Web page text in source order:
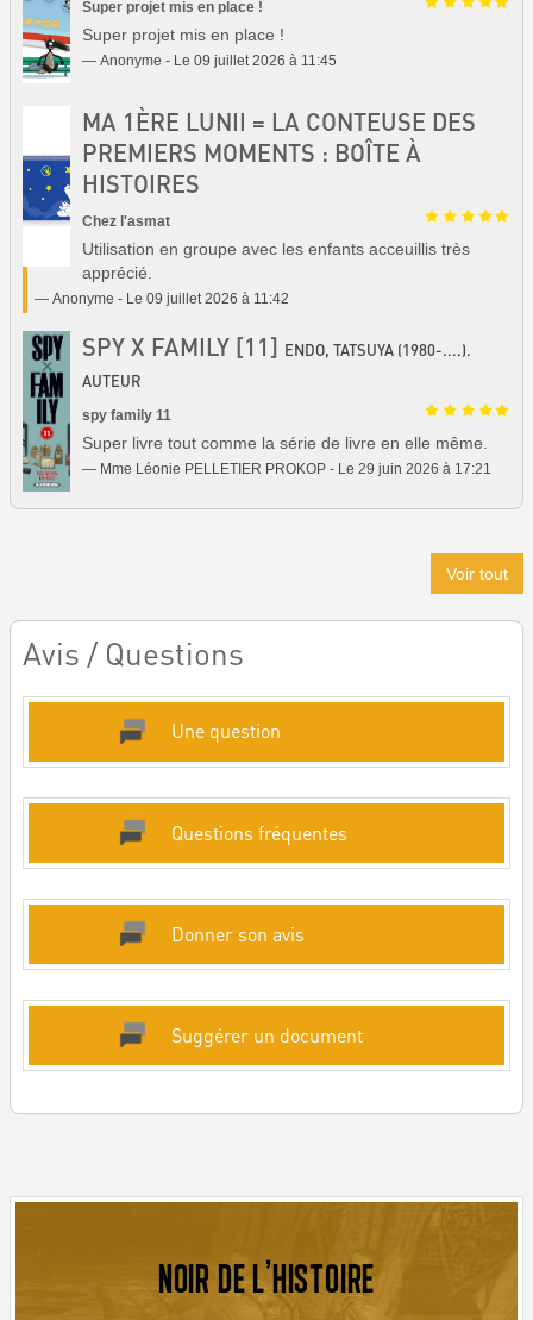
Super projet mis en place !
Super projet mis en place !
Anonyme - Le 09 juillet 2026 à 11:45
MA 1ÈRE LUNII = LA CONTEUSE DES
PREMIERS MOMENTS : BOÎTE À
HISTOIRES
Chez l'asmat
Utilisation en groupe avec les enfants acceuillis très
apprécié.
Anonyme - Le 09 juillet 2026 à 11:42
SPY X FAMILY [11] ENDO, TATSUYA (1980-....).
AUTEUR
spy family 11
Super livre tout comme la série de livre en elle même.
Mme Léonie PELLETIER PROKOP - Le 29 juin 2026 à 17:21
Voir tout
Avis / Questions
Une question
Questions fréquentes
Donner son avis
Suggérer un document
NOIR DE L'HISTOIRE